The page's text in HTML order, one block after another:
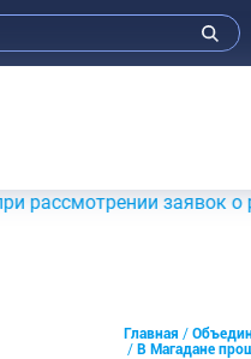
Анонсызаявок о
Главная
В Магадане